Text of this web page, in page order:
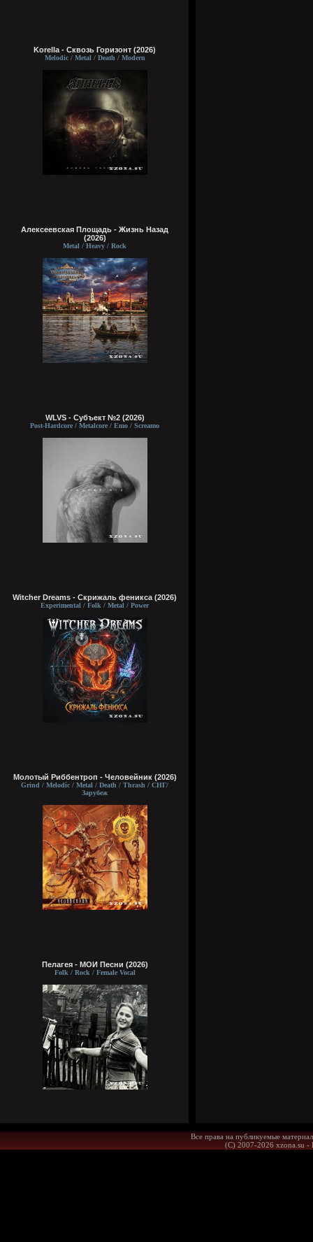
Korella - Сквозь Горизонт (2026)
Melodic / Metal / Death / Modern
Алексеевская Площадь - Жизнь Назад
(2026)
Metal / Heavy / Rock
WLVS - Субъект №2 (2026)
Post-Hardcore / Metalcore / Emo / Screamo
Witcher Dreams - Скрижаль феникса (2026)
Experimental / Folk / Metal / Power
Молотый Риббентроп - Человейник (2026)
Grind / Melodic / Metal / Death / Thrash / СНГ/
Зарубеж
Пелагея - МОИ Песни (2026)
Folk / Rock / Female Vocal
Все права на публикуемые
(С) 2007-2026 xzona.su -